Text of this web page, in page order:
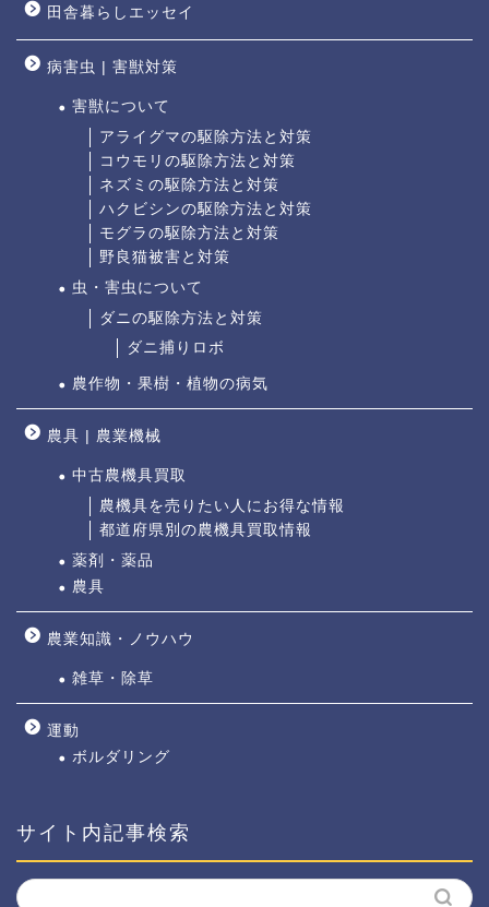
田舎暮らしエッセイ
病害虫 | 害獣対策
害獣について
アライグマの駆除方法と対策
コウモリの駆除方法と対策
ネズミの駆除方法と対策
ハクビシンの駆除方法と対策
モグラの駆除方法と対策
野良猫被害と対策
虫・害虫について
ダニの駆除方法と対策
ダニ捕りロボ
農作物・果樹・植物の病気
農具 | 農業機械
中古農機具買取
農機具を売りたい人にお得な情報
都道府県別の農機具買取情報
薬剤・薬品
農具
農業知識・ノウハウ
雑草・除草
運動
ボルダリング
サイト内記事検索